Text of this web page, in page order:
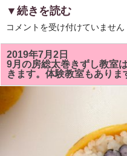
▼続きを読む
１
月
の
房
総
太
巻
ず
し
コメントを受け付けていません
2019年7月2日
9月の房総太巻きずし教室
きます。体験教室もありま